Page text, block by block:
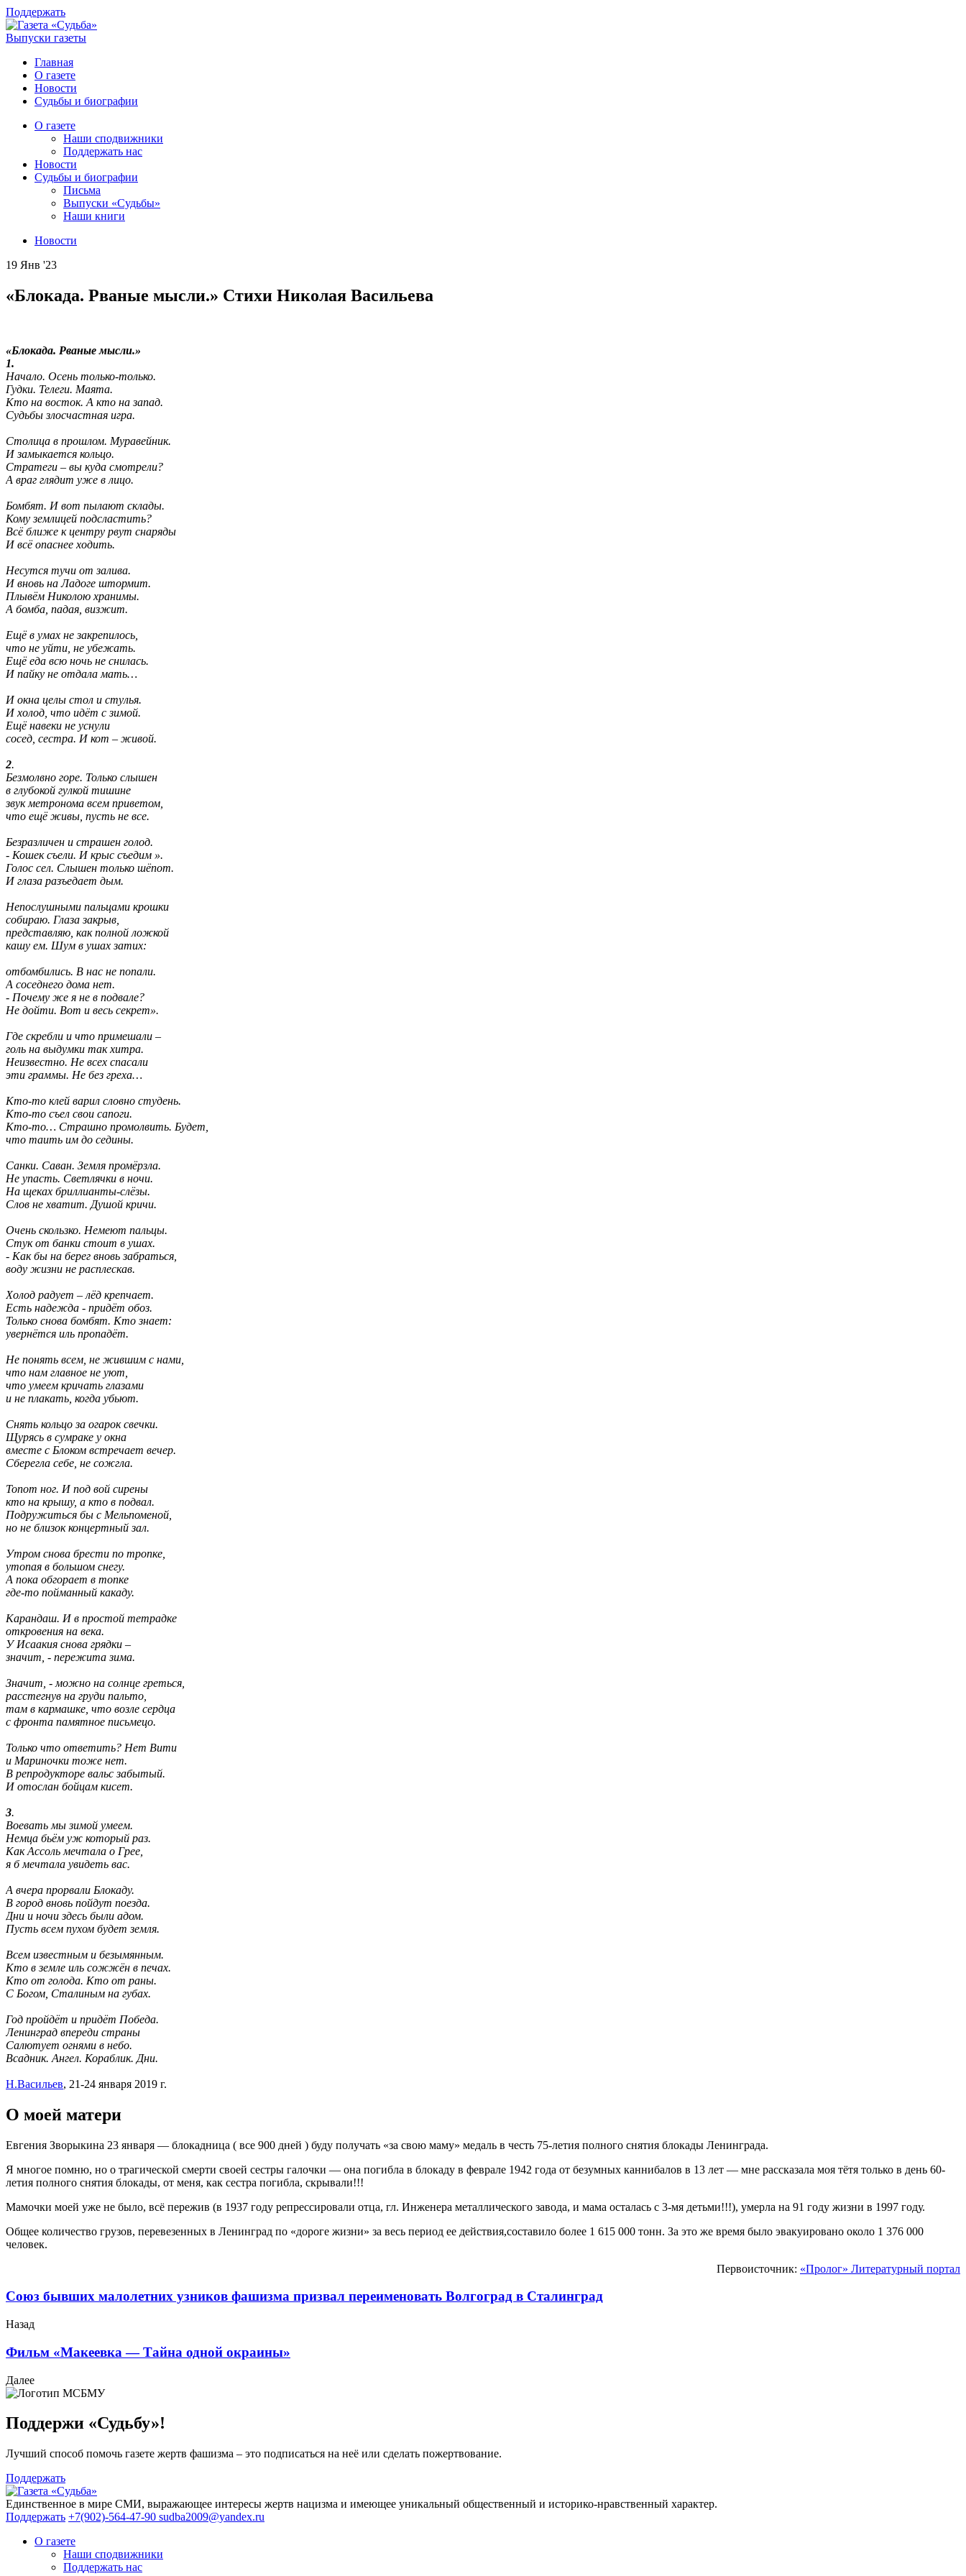
Поддержать
Выпуски газеты
Главная
О газете
Новости
Судьбы и биографии
О газете
Наши сподвижники
Поддержать нас
Новости
Судьбы и биографии
Письма
Выпуски «Судьбы»
Наши книги
Новости
19 Янв '23
«Блокада. Рваные мысли.» Стихи Николая Васильева
«Блокада. Рваные мысли.»
1.
Начало. Осень только-только.
Гудки. Телеги. Маята.
Кто на восток. А кто на запад.
Судьбы злосчастная игра.
Столица в прошлом. Муравейник.
И замыкается кольцо.
Стратеги – вы куда смотрели?
А враг глядит уже в лицо.
Бомбят. И вот пылают склады.
Кому землицей подсластить?
Всё ближе к центру рвут снаряды
И всё опаснее ходить.
Несутся тучи от залива.
И вновь на Ладоге штормит.
Плывём Николою хранимы.
А бомба, падая, визжит.
Ещё в умах не закрепилось,
что не уйти, не убежать.
Ещё еда всю ночь не снилась.
И пайку не отдала мать…
И окна целы стол и стулья.
И холод, что идёт с зимой.
Ещё навеки не уснули
сосед, сестра. И кот – живой.
2.
Безмолвно горе. Только слышен
в глубокой гулкой тишине
звук метронома всем приветом,
что ещё живы, пусть не все.
Безразличен и страшен голод.
- Кошек съели. И крыс съедим ».
Голос сел. Слышен только шёпот.
И глаза разъедает дым.
Непослушными пальцами крошки
собираю. Глаза закрыв,
представляю, как полной ложкой
кашу ем. Шум в ушах затих:
отбомбились. В нас не попали.
А соседнего дома нет.
- Почему же я не в подвале?
Не дойти. Вот и весь секрет».
Где скребли и что примешали –
голь на выдумки так хитра.
Неизвестно. Не всех спасали
эти граммы. Не без греха…
Кто-то клей варил словно студень.
Кто-то съел свои сапоги.
Кто-то… Страшно промолвить. Будет,
что таить им до седины.
Санки. Саван. Земля промёрзла.
Не упасть. Светлячки в ночи.
На щеках бриллианты-слёзы.
Слов не хватит. Душой кричи.
Очень скользко. Немеют пальцы.
Стук от банки стоит в ушах.
- Как бы на берег вновь забраться,
воду жизни не расплескав.
Холод радует – лёд крепчает.
Есть надежда - придёт обоз.
Только снова бомбят. Кто знает:
увернётся иль пропадёт.
Не понять всем, не жившим с нами,
что нам главное не уют,
что умеем кричать глазами
и не плакать, когда убьют.
Снять кольцо за огарок свечки.
Щурясь в сумраке у окна
вместе с Блоком встречает вечер.
Сберегла себе, не сожгла.
Топот ног. И под вой сирены
кто на крышу, а кто в подвал.
Подружиться бы с Мельпоменой,
но не близок концертный зал.
Утром снова брести по тропке,
утопая в большом снегу.
А пока обгорает в топке
где-то пойманный какаду.
Карандаш. И в простой тетрадке
откровения на века.
У Исаакия снова грядки –
значит, - пережита зима.
Значит, - можно на солнце греться,
расстегнув на груди пальто,
там в кармашке, что возле сердца
с фронта памятное письмецо.
Только что ответить? Нет Вити
и Мариночки тоже нет.
В репродукторе вальс забытый.
И отослан бойцам кисет.
3.
Воевать мы зимой умеем.
Немца бьём уж который раз.
Как Ассоль мечтала о Грее,
я б мечтала увидеть вас.
А вчера прорвали Блокаду.
В город вновь пойдут поезда.
Дни и ночи здесь были адом.
Пусть всем пухом будет земля.
Всем известным и безымянным.
Кто в земле иль сожжён в печах.
Кто от голода. Кто от раны.
С Богом, Сталиным на губах.
Год пройдёт и придёт Победа.
Ленинград впереди страны
Салютует огнями в небо.
Всадник. Ангел. Кораблик. Дни.
Н.Васильев, 21-24 января 2019 г.
О моей матери
Евгения Зворыкина 23 января — блокадница ( все 900 дней ) буду получать «за свою маму» медаль в честь 75-летия полного снятия блокады Ленинграда.
Я многое помню, но о трагической смерти своей сестры галочки — она погибла в блокаду в феврале 1942 года от безумных каннибалов в 13 лет — мне рассказала моя тётя только в день 60-
летия полного снятия блокады, от меня, как сестра погибла, скрывали!!!
Мамочки моей уже не было, всё пережив (в 1937 году репрессировали отца, гл. Инженера металлического завода, и мама осталась с 3-мя детьми!!!), умерла на 91 году жизни в 1997 году.
Общее количество грузов, перевезенных в Ленинград по «дороге жизни» за весь период ее действия,составило более 1 615 000 тонн. За это же время было эвакуировано около 1 376 000
человек.
Первоисточник: «Пролог» Литературный портал
Союз бывших малолетних узников фашизма призвал переименовать Волгоград в Сталинград
Назад
Фильм «Макеевка — Тайна одной окраины»
Далее
Поддержи «Судьбу»!
Лучший способ помочь газете жертв фашизма – это подписаться на неё или сделать пожертвование.
Поддержать
Единственное в мире СМИ, выражающее интересы жертв нацизма и имеющее уникальный общественный и историко-нравственный характер.
Поддержать +7(902)-564-47-90 sudba2009@yandex.ru
О газете
Наши сподвижники
Поддержать нас